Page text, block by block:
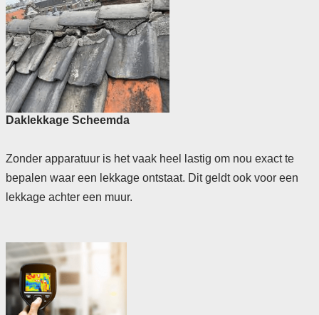
Daklekkage Scheemda
Zonder apparatuur is het vaak heel lastig om nou exact te
bepalen waar een lekkage ontstaat. Dit geldt ook voor een
lekkage achter een muur.